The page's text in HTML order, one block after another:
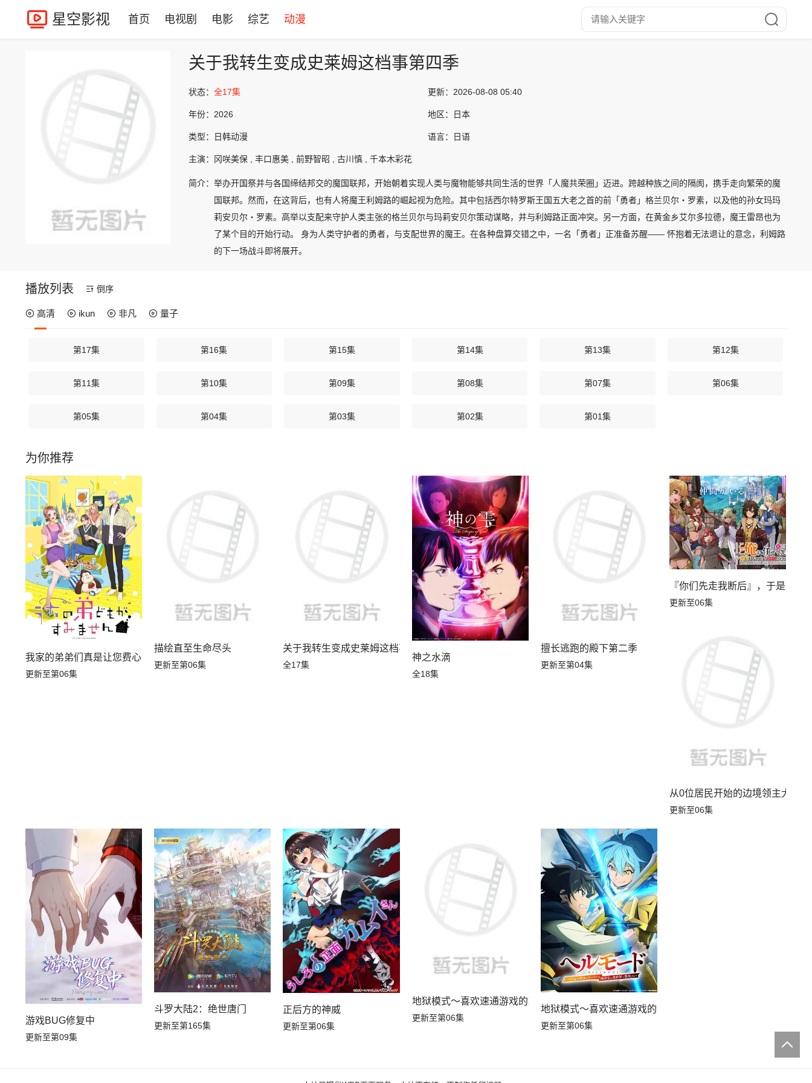
星空影视 首页 电视剧 电影 综艺 动漫
关于我转生变成史莱姆这档事第四季
状态： 全17集 更新： 2026-08-08 05:40
年份： 2026 地区： 日本
类型： 日韩动漫 语言： 日语
主演： 冈咲美保 , 丰口惠美 , 前野智昭 , 古川慎 , 千本木彩花
简介： 举办开国祭并与各国缔结邦交的魔国联邦，开始朝着实现人类与魔物能够共同生活的世界「人魔共荣圈」迈进。跨越种族之间的隔阂，携手走向繁荣的魔
国联邦。然而，在这背后，也有人将魔王利姆路的崛起视为危险。其中包括西尔特罗斯王国五大老之首的前「勇者」格兰贝尔・罗素，以及他的孙女玛玛
莉安贝尔・罗素。高举以支配来守护人类主张的格兰贝尔与玛莉安贝尔策动谋略，并与利姆路正面冲突。另一方面，在黄金乡艾尔多拉德，魔王雷昂也为
了某个目的开始行动。 身为人类守护者的勇者，与支配世界的魔王。在各种盘算交错之中，一名「勇者」正准备苏醒—— 怀抱着无法退让的意念，利姆路
的下一场战斗即将展开。
播放列表 倒序
高清 ikun 非凡 量子
第17集 第16集 第15集 第14集 第13集 第12集
第11集 第10集 第09集 第08集 第07集 第06集
第05集 第04集 第03集 第02集 第01集
为你推荐
我家的弟弟们真是让您费心了
更新至第06集
描绘直至生命尽头
更新至第06集
关于我转生变成史莱姆这档事第四季
全17集
神之水滴
全18集
擅长逃跑的殿下第二季
更新至第04集
『你们先走我断后』，于是10年
更新至06集
从0位居民开始的边境领主大人
更新至06集
游戏BUG修复中
更新至第09集
斗罗大陆2：绝世唐门
更新至第165集
正后方的神威
更新至第06集
地狱模式～喜欢速通游戏的玩家在废设定异世界无双～第二季
更新至第06集
地狱模式～喜欢速通游戏的玩家在废设定异世界无双～第2季
更新至第06集